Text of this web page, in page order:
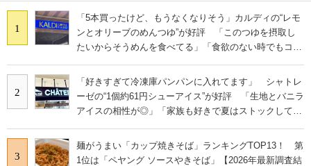
1
「5本買ったけど、もうなくなりそう」カルディの“レモ
ンとオリーブのめんつゆ”が好評 「このつゆを摂取し
たいからそうめんを食べてる」「食欲のない時でもコレ
2
「好きすぎて冷凍庫パンパンに入れてます」 シャトレ
ーゼの“1個約61円シューアイス”が好評 「生地とバニラ
アイスの相性が◎」「家族も好きで夏はストックして
3
麺がうまい「カップ焼きそば」ランキングTOP13！ 第
1位は「ペヤング ソースやきそば」【2026年最新調査結